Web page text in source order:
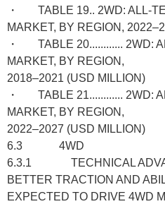
・ TABLE 19.. 2WD: ALL-
MARKET, BY REGION,
・ TABLE 20............ 2WD:
MARKET, BY REGION,
2018–2021 (USD MILLION)
・ TABLE 21............ 2WD:
MARKET, BY REGION,
2022–2027 (USD MILLION)
6.3 4WD
6.3.1 TECHNICAL
BETTER TRACTION AND
EXPECTED TO DRIVE 4WD